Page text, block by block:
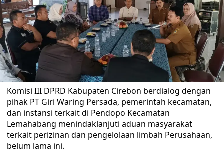
Komisi III DPRD Kabupaten Cirebon berdialog dengan
pihak PT Giri Waring Persada, pemerintah kecamatan,
dan instansi terkait di Pendopo Kecamatan
Lemahabang menindaklanjuti aduan masyarakat
terkait perizinan dan pengelolaan limbah Perusahaan,
belum lama ini.